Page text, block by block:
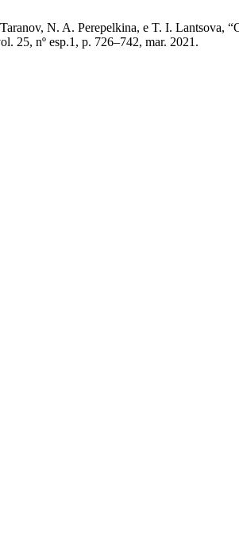
N. A. Perepelkina, e T. I. Lantsova,
25, nº esp.1, p. 726–742, mar. 2021.